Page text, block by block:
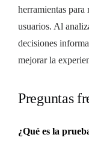
herramientas para
usuarios. Al
decisiones
mejorar la
Preguntas
¿Qué es la